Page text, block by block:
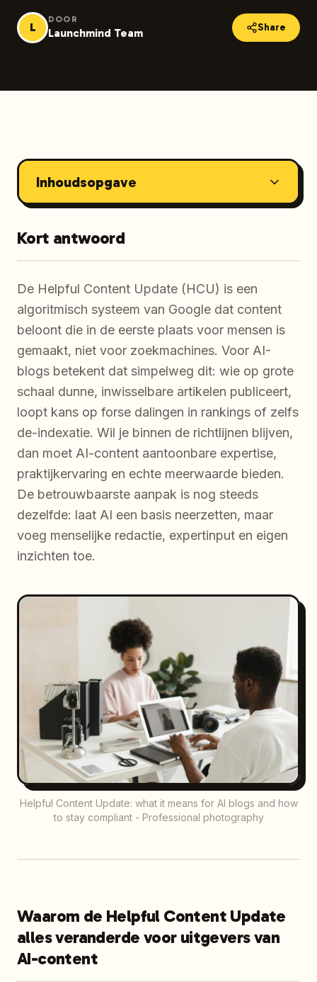
L
DOOR
Launchmind Team Share
Inhoudsopgave
Kort antwoord
De Helpful Content Update (HCU) is een
algoritmisch systeem van Google dat content
beloont die in de eerste plaats voor mensen is
gemaakt, niet voor zoekmachines. Voor AI-
blogs betekent dat simpelweg dit: wie op grote
schaal dunne, inwisselbare artikelen publiceert,
loopt kans op forse dalingen in rankings of zelfs
de-indexatie. Wil je binnen de richtlijnen blijven,
dan moet AI-content aantoonbare expertise,
praktijkervaring en echte meerwaarde bieden.
De betrouwbaarste aanpak is nog steeds
dezelfde: laat AI een basis neerzetten, maar
voeg menselijke redactie, expertinput en eigen
inzichten toe.
Helpful Content Update: what it means for AI blogs and how
to stay compliant - Professional photography
Waarom de Helpful Content Update
alles veranderde voor uitgevers van
AI-content